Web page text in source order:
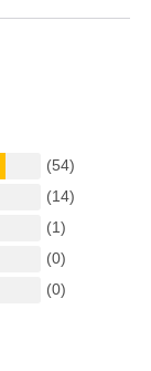
(54)
(14)
(1)
(0)
(0)